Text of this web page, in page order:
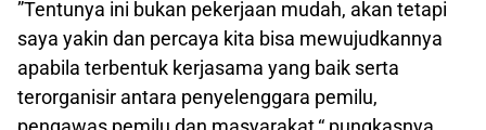
”Tentunya ini bukan pekerjaan mudah, akan tetapi
saya yakin dan percaya kita bisa mewujudkannya
apabila terbentuk kerjasama yang baik serta
terorganisir antara penyelenggara pemilu,